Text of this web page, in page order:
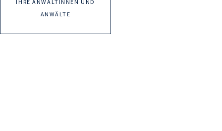
IHRE ANWÄLTINNEN UND
ANWÄLTE